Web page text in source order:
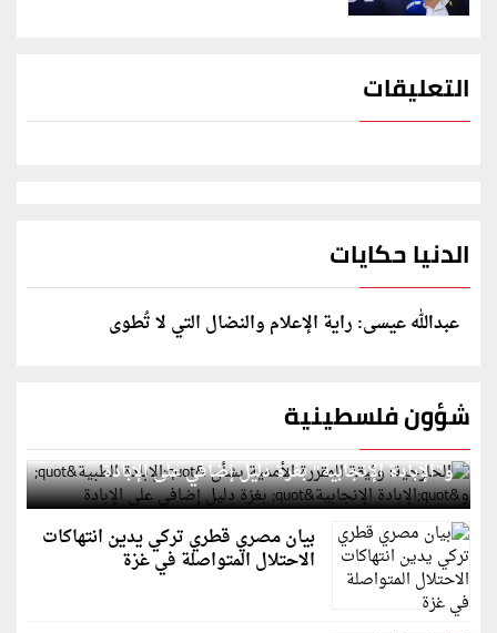
التعليقات
الدنيا حكايات
عبدالله عيسى: راية الإعلام والنضال التي لا تُطوى
شؤون فلسطينية
الخارجية: وثيقة المقررة الأممية بشأن "الإبادة الطبية"
و"الإبادة الإنجابية" بغزة دليل إضافي على الإبادة
بيان مصري قطري تركي يدين انتهاكات
الاحتلال المتواصلة في غزة